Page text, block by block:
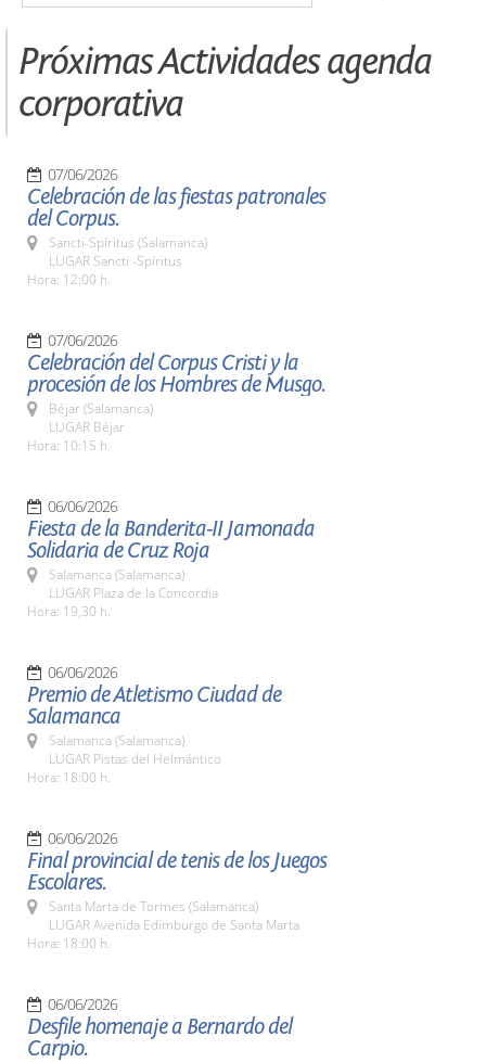
Próximas Actividades agenda
corporativa
07/06/2026
Celebración de las fiestas patronales
del Corpus.
Sancti-Spíritus (Salamanca)
LUGAR Sancti -Spíritus
Hora: 12:00 h.
07/06/2026
Celebración del Corpus Cristi y la
procesión de los Hombres de Musgo.
Béjar (Salamanca)
LUGAR Béjar
Hora: 10:15 h.
06/06/2026
Fiesta de la Banderita-II Jamonada
Solidaria de Cruz Roja
Salamanca (Salamanca)
LUGAR Plaza de la Concordia
Hora: 19,30 h.
06/06/2026
Premio de Atletismo Ciudad de
Salamanca
Salamanca (Salamanca)
LUGAR Pistas del Helmántico
Hora: 18:00 h.
06/06/2026
Final provincial de tenis de los Juegos
Escolares.
Santa Marta de Tormes (Salamanca)
LUGAR Avenida Edimburgo de Santa Marta
Hora: 18:00 h.
06/06/2026
Desfile homenaje a Bernardo del
Carpio.